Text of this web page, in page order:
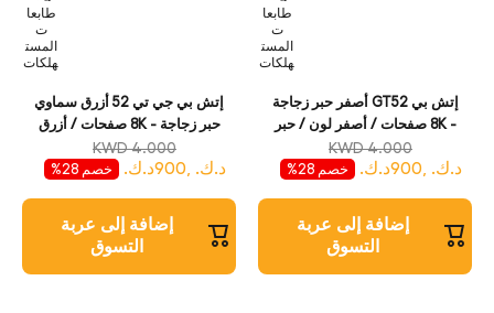
طابعا
ت
المست
هلكات
إتش بي GT52 أصفر حبر زجاجة
- 8K صفحات / أصفر لون / حبر
زجاجة
KWD 4.000
د.ك. ,900د.ك. خصم 28%
إضافة إلى عربة
التسوق
طابعا
ت
المست
هلكات
إتش بي جي تي 52 أزرق سماوي
حبر زجاجة - 8K صفحات / أزرق
سماوي لون / حبر زجاجة
KWD 4.000
د.ك. ,900د.ك. خصم 28%
إضافة إلى عربة
التسوق